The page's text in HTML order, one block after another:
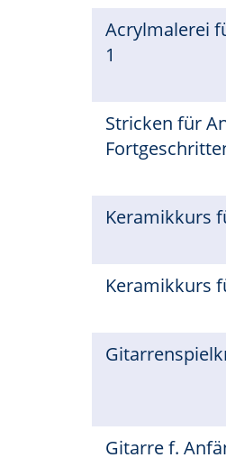
Acrylmalerei
1
Stricken für
Keramikkurs
Keramikkurs
Gitarre f.